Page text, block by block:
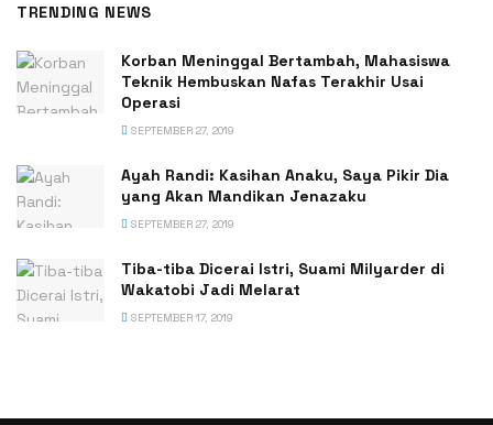
TRENDING NEWS
Korban Meninggal Bertambah, Mahasiswa
Teknik Hembuskan Nafas Terakhir Usai
Operasi
SEPTEMBER 27, 2019
Ayah Randi: Kasihan Anaku, Saya Pikir Dia
yang Akan Mandikan Jenazaku
SEPTEMBER 27, 2019
Tiba-tiba Dicerai Istri, Suami Milyarder di
Wakatobi Jadi Melarat
SEPTEMBER 17, 2019